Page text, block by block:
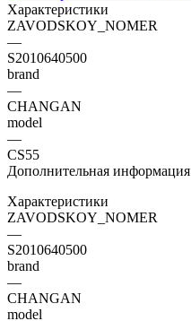
Характеристики
ZAVODSKOY_NOMER
—
S2010640500
brand
—
CHANGAN
model
—
CS55
Дополнительная информация
Характеристики
ZAVODSKOY_NOMER
—
S2010640500
brand
—
CHANGAN
model